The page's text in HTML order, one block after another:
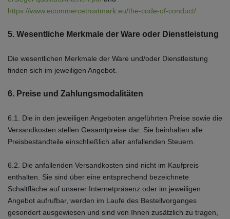
https://www.ecommercetrustmark.eu/the-code-of-conduct/
5. Wesentliche Merkmale der Ware oder Dienstleistung
Die wesentlichen Merkmale der Ware und/oder Dienstleistung
finden sich im jeweiligen Angebot.
6. Preise und Zahlungsmodalitäten
6.1. Die in den jeweiligen Angeboten angeführten Preise sowie die
Versandkosten stellen Gesamtpreise dar. Sie beinhalten alle
Preisbestandteile einschließlich aller anfallenden Steuern.
6.2. Die anfallenden Versandkosten sind nicht im Kaufpreis
enthalten. Sie sind über eine entsprechend bezeichnete
Schaltfläche auf unserer Internetpräsenz oder im jeweiligen
Angebot aufrufbar, werden im Laufe des Bestellvorganges
gesondert ausgewiesen und sind von Ihnen zusätzlich zu tragen,